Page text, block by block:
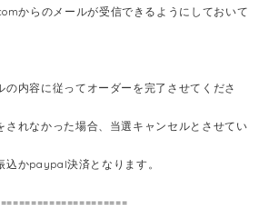
からのメールが受信できるようにしておいて
の内容に従ってオーダーを完了させてくださ
されなかった場合、当選キャンセルとさせてい
かpaypal決済となります。